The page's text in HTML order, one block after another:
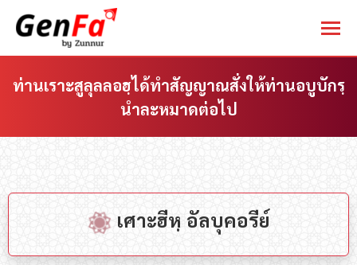
ท่านเราะสูลุลลอฮฺได้ทำสัญญาณสั่งให้ท่านอบูบักรฺ
นำละหมาดต่อไป
เศาะฮีหฺ อัลบุคอรีย์